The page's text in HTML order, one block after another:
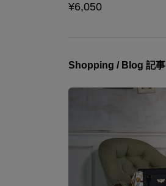
¥6,050
Shopping / Blog 記事